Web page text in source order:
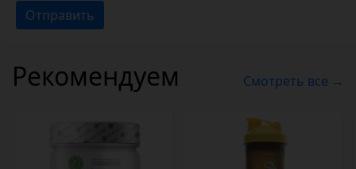
Отправить
Рекомендуем Смотреть все →